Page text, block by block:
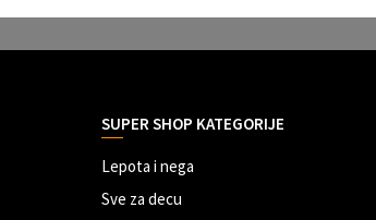
SUPER SHOP KATEGORIJE
Lepota i nega
Sve za decu